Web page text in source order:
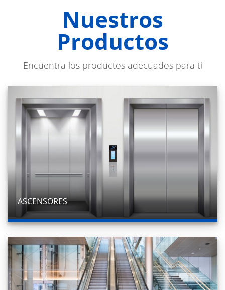
Nuestros
Productos
Encuentra los productos adecuados para ti
ASCENSORES